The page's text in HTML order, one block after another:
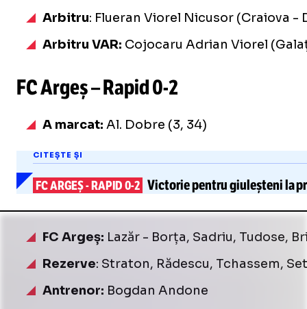
Arbitru: Flueran Viorel Nicusor (Craiova -
Arbitru VAR: Cojocaru Adrian Viorel
FC Argeș – Rapid0-2
A marcat: Al. Dobre (3, 34)
CITEȘTE ȘI
FC ARGEȘ-RAPID 0-2 Victorie pentru giuleșteni la
FC Argeș: Lazăr - Borța, Sadriu, Tudose,
Rezerve: Straton, Rădescu, Tchassem,
Antrenor: Bogdan Andone